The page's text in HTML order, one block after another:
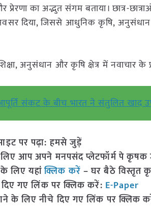
प्रेरणा का अद्भुत संगम बताया। छात्र-
दिया, जिससे आधुनिक कृषि,
अनुसंधान और कृषि क्षेत्र में नवाचार
संकट के बीच भारत ने संतुलित खाद
पर पढ़ा: हमसे जुड़ें
आप अपने मनपसंद प्लेटफॉर्म पे
लिए यहांक्लिक करें – घर बैठे विस्तृत
गए लिंक पर क्लिक करें: E-Paper
के लिए नीचे दिए गए लिंक पर क्लिक